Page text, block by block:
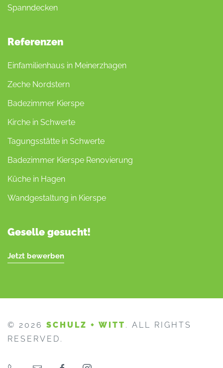
Spanndecken
Referenzen
Einfamilienhaus in Meinerzhagen
Zeche Nordstern
Badezimmer Kierspe
Kirche in Schwerte
Tagungsstätte in Schwerte
Badezimmer Kierspe Renovierung
Küche in Hagen
Wandgestaltung in Kierspe
Geselle gesucht!
Jetzt bewerben
© 2026 SCHULZ + WITT . ALL RIGHTS
RESERVED.